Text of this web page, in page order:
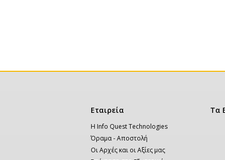
Κεντρική
πλοήγηση
Εταιρεία
Η Info Quest Technologies
Όραμα - Αποστολή
Οι Αρχές και οι Αξίες μας
Τα